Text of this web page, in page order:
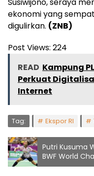
ekonomi yang
digulirkan. (ZNB)
Post Views: 224
READ Kampung
Perkuat
Internet
Tag: Ekspor RI
Putri Kusuma
BWF World
Terhenti